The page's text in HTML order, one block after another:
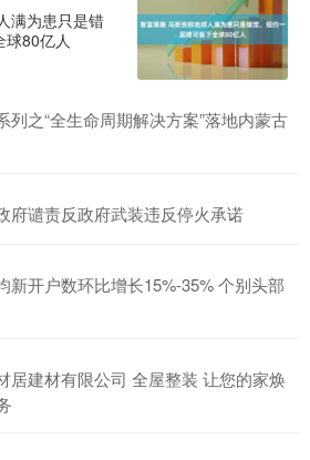
满为患只是错
80亿人
列之“全生命周期解决方案”落地内蒙古
府谴责反政府武装违反停火承诺
新开户数环比增长15%-35% 个别头部
居建材有限公司 全屋整装 让您的家焕